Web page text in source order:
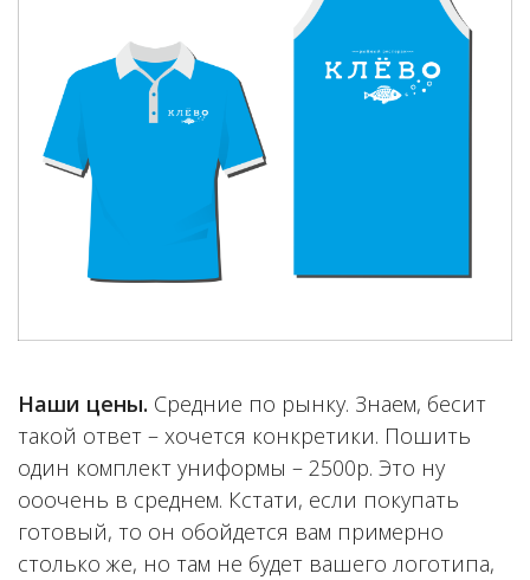
Наши цены. Средние по рынку. Знаем, бесит
такой ответ – хочется конкретики. Пошить
один комплект униформы – 2500р. Это ну
ооочень в среднем. Кстати, если покупать
готовый, то он обойдется вам примерно
столько же, но там не будет вашего логотипа,